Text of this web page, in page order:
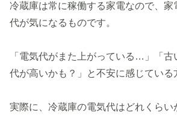
冷蔵庫は常に稼働する家電なので、家
代が気になるものです。
「電気代がまた上がっている…」「
代が高いかも？」と不安に感じている
実際に、冷蔵庫の電気代はどれくらい